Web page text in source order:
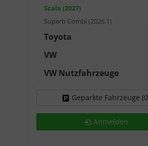
Scala (2027)
Superb Combi (2026.1)
Toyota
VW
VW Nutzfahrzeuge
Geparkte Fahrzeuge (0
Anmelden